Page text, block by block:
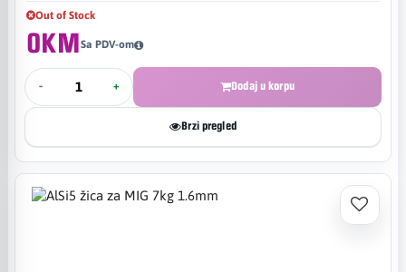
Out of Stock
0KMSa PDV-om
- + Dodaj u korpu
Brzi pregled